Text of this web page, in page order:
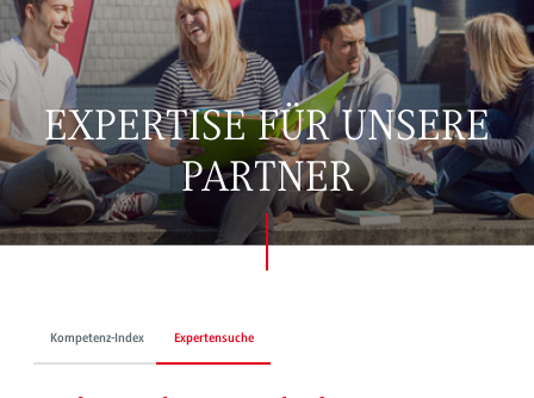
EXPERTISE FÜR UNSERE
PARTNER
Kompetenz-Index Expertensuche